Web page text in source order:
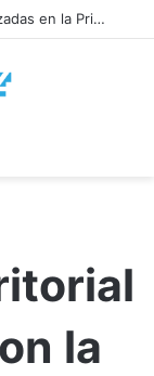
Magdalena Sierra recorrió las obras realizadas en la Primaria 36
la